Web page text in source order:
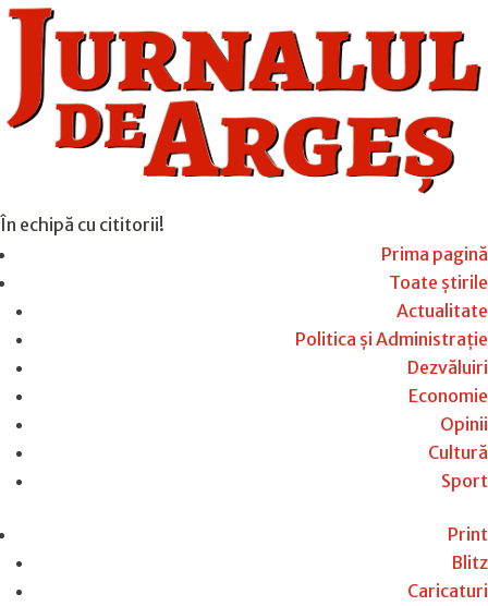
În echipă cu cititorii!
Prima pagină
Toate știrile
Actualitate
Politica și Administrație
Dezvăluiri
Economie
Opinii
Cultură
Sport
Print
Blitz
Caricaturi